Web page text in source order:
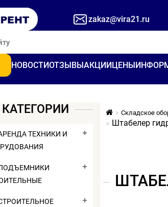
zakaz@vira21.ru
НОВОСТИОТЗЫВЫАКЦИИЦЕНЫ
КАТЕГОРИИ
ТЕХНИКИ И
Складское
Штабелер